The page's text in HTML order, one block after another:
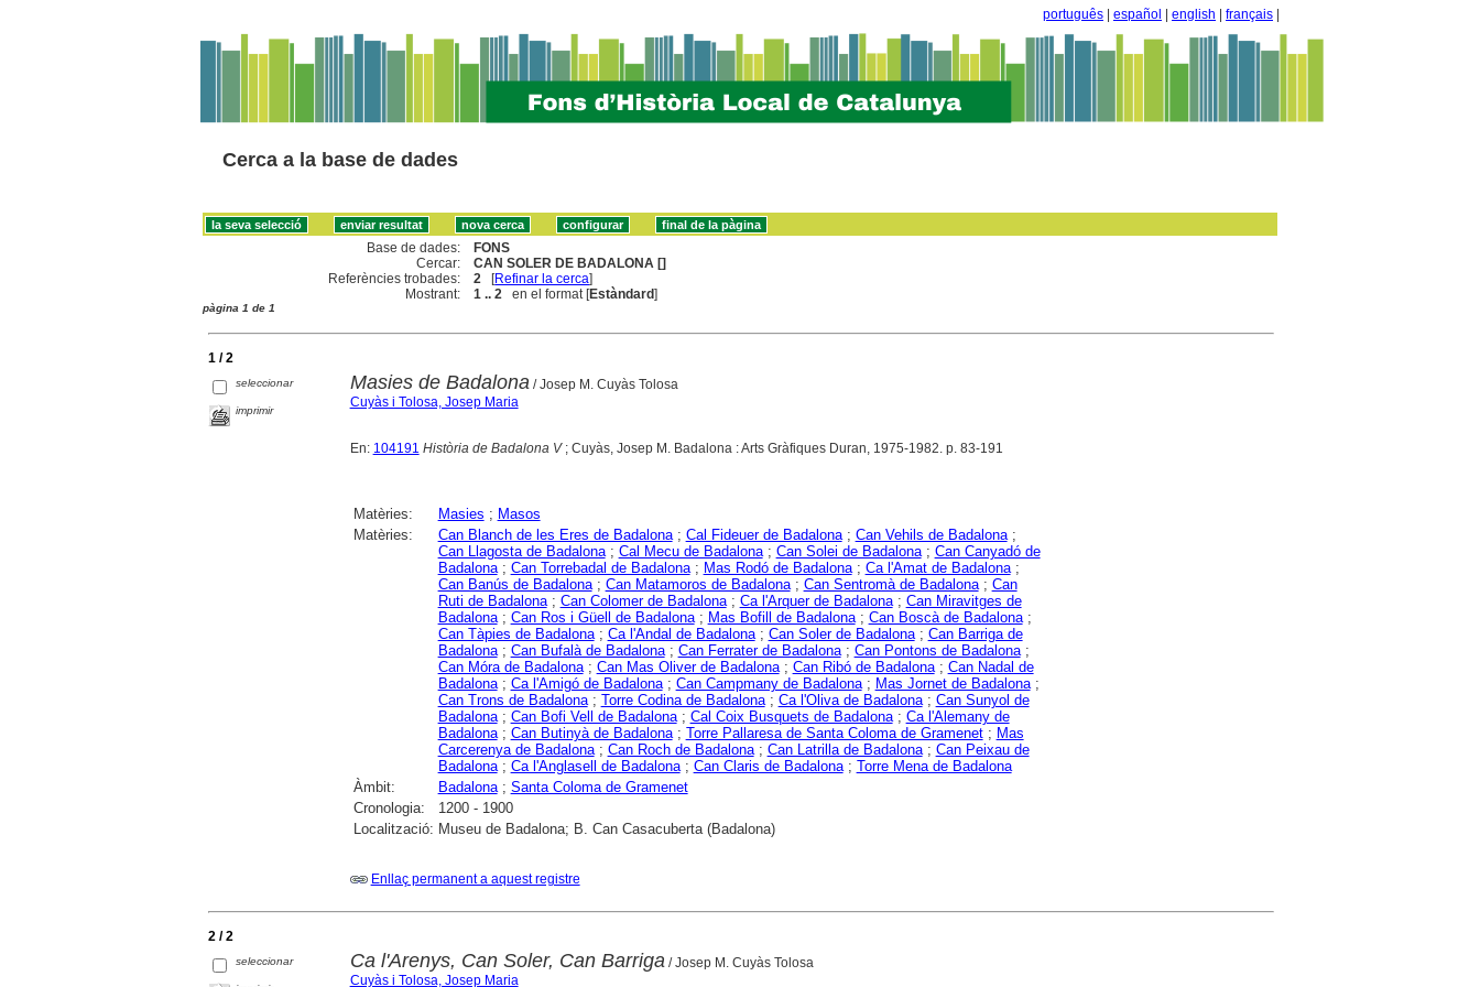
português español english français
Cerca a la base de dades
Base de dades:
FONS
Cercar:
CAN SOLER DE BADALONA []
Referències trobades:
2 [Refinar la cerca]
Mostrant:
1 .. 2 en el format [Estàndard]
pàgina 1 de 1
1 / 2
seleccionar
imprimir
Masies de Badalona/ Josep M. Cuyàs Tolosa
Cuyàs i Tolosa, Josep Maria
En: 104191 Història de Badalona V; Cuyàs, Josep M. Badalona : Arts Gràfiques Duran, 1975-1982. p. 83-191
Matèries: Masies ; Masos
Matèries:
Can Blanch de les Eres de Badalona; Cal Fideuer de Badalona; Can Vehils de Badalona;
Can Llagosta de Badalona; Cal Mecu de Badalona; Can Solei de Badalona; Can Canyadó de
Badalona; Can Torrebadal de Badalona; Mas Rodó de Badalona; Ca l'Amat de Badalona;
Can Banús de Badalona; Can Matamoros de Badalona; Can Sentromà de Badalona; Can
Ruti de Badalona; Can Colomer de Badalona; Ca l'Arquer de Badalona; Can Miravitges de
Badalona; Can Ros i Güell de Badalona; Mas Bofill de Badalona; Can Boscà de Badalona;
Can Tàpies de Badalona; Ca l'Andal de Badalona; Can Soler de Badalona; Can Barriga de
Badalona; Can Bufalà de Badalona; Can Ferrater de Badalona; Can Pontons de Badalona;
Can Móra de Badalona; Can Mas Oliver de Badalona; Can Ribó de Badalona; Can Nadal de
Badalona; Ca l'Amigó de Badalona; Can Campmany de Badalona; Mas Jornet de Badalona;
Can Trons de Badalona; Torre Codina de Badalona; Ca l'Oliva de Badalona; Can Sunyol de
Badalona; Can Bofi Vell de Badalona; Cal Coix Busquets de Badalona; Ca l'Alemany de
Badalona; Can Butinyà de Badalona; Torre Pallaresa de Santa Coloma de Gramenet; Mas
Carcerenya de Badalona; Can Roch de Badalona; Can Latrilla de Badalona; Can Peixau de
Badalona; Ca l'Anglasell de Badalona; Can Claris de Badalona; Torre Mena de Badalona
Àmbit:
Badalona; Santa Coloma de Gramenet
Cronologia:
1200 - 1900
Localització: Museu de Badalona; B. Can Casacuberta (Badalona)
Enllaç permanent a aquest registre
2 / 2
seleccionar Ca l'Arenys, Can Soler, Can Barriga/ Josep M. Cuyàs Tolosa
Cuyàs i Tolosa, Josep Maria